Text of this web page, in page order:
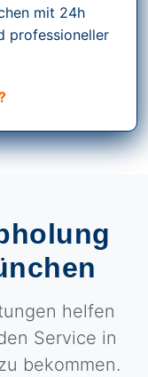
mit 24h
professioneller
helfen
Service in
bekommen.